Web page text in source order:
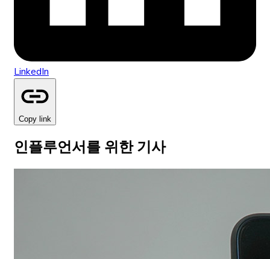
LinkedIn
Copy link
인플루언서를 위한 기사